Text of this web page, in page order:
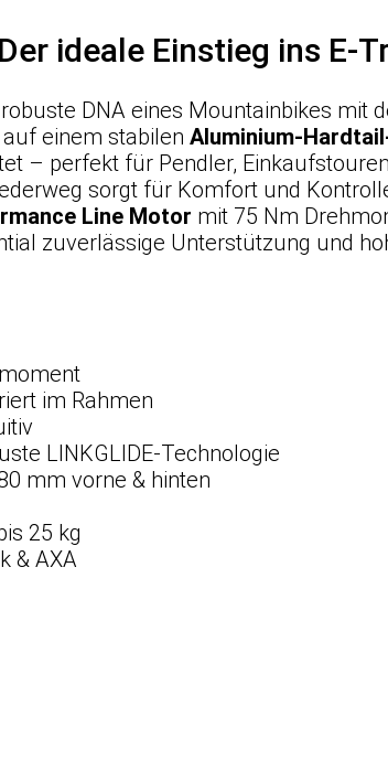
ideale Einstieg ins E-
DNA eines Mountainbikes mit
einem stabilen Aluminium-
– perfekt für Pendler,
sorgt für Komfort und
Line Motor mit 75 Nm
zuverlässige Unterstützung und
im Rahmen
LINKGLIDE-Technologie
mm vorne & hinten
25 kg
& AXA